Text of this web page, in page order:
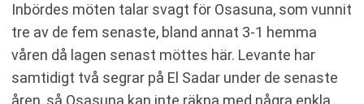
Inbördes möten talar svagt för Osasuna, som vunnit
tre av de fem senaste, bland annat 3-1 hemma
våren då lagen senast möttes här. Levante har
samtidigt två segrar på El Sadar under de senaste
åren, så Osasuna kan inte räkna med några enkla